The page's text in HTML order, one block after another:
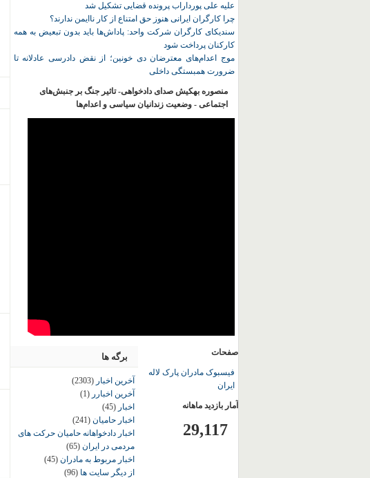
علیه علی پورداراب پرونده قضایی تشکیل شد
چرا کارگران ایرانی هنوز حق امتناع از کار ناایمن ندارند؟
سندیکای کارگران شرکت واحد: پاداش‌ها باید بدون تبعیض به همه
کارکنان پرداخت شود
موج اعدام‌های معترضان دی‌ خونین؛ از نقض دادرسی عادلانه تا
ضرورت همبستگی داخلی
منصوره بهکیش صدای دادخواهی- تاثیر جنگ بر جنبش‌های
اجتماعی - وضعیت زندانیان سیاسی و اعدام‌ها
برگه ها
آخرین اخبار (2303)
آخرین اخبارر (1)
اخبار (45)
اخبار حامیان (241)
اخبار دادخواهانه حامیان حرکت های
مردمی در ایران (65)
اخبار مربوط به مادران (45)
از دیگر سایت ها (96)
صفحات
فیسبوک مادران پارک لاله
ایران
آمار بازدید ماهانه
29,117